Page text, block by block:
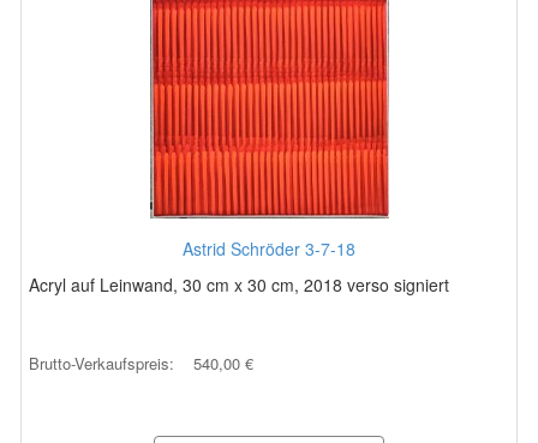
Astrid Schröder 3-7-18
Acryl auf Leinwand, 30 cm x 30 cm, 2018 verso signiert
Brutto-Verkaufspreis: 540,00 €